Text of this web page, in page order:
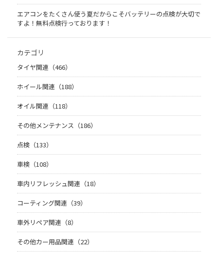
エアコンをたくさん使う夏だからこそバッテリーの点検が大切で
すよ！無料点検行っております！
カテゴリ
タイヤ関連（466）
ホイール関連（188）
オイル関連（118）
その他メンテナンス（186）
点検（133）
車検（108）
車内リフレッシュ関連（18）
コーティング関連（39）
車外リペア関連（8）
その他カー用品関連（22）